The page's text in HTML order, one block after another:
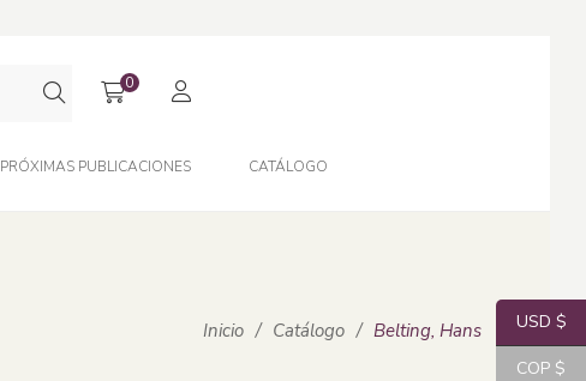
PRÓXIMAS PUBLICACIONES CATÁLOGO
0
Inicio / Catálogo / Belting, Hans USD $
COP $